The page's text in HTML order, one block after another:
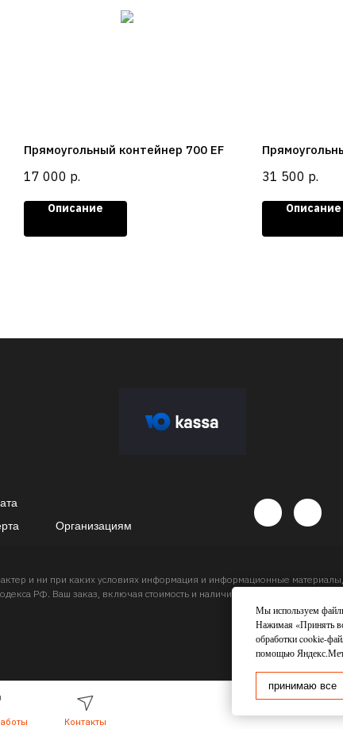
Прямоугольный контейнер 700 EF
17 000 р.
Описание
31 500 р.
Описание
Организациям
Мы используем
Нажимая «Принять
обработки cookie-
помощью
принимаю все
Контакты
и ни при каких условиях информация и информационные
РФ. Ваш заказ, включая стоимость и наличие товара и сроков